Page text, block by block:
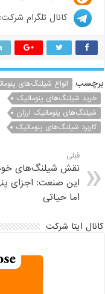
کانال تلگرام شرکت:
انواع شیلنگ‌های
خرید شیلنگ‌های پنوماتیک
شیلنگ‌های پنوماتیک ارزان
کاربرد شیلنگ‌های پنوماتیک
قبلی
نقش شیلنگ‌های
این صنعت: اجزای
اما حیاتی
ایتا شرکت